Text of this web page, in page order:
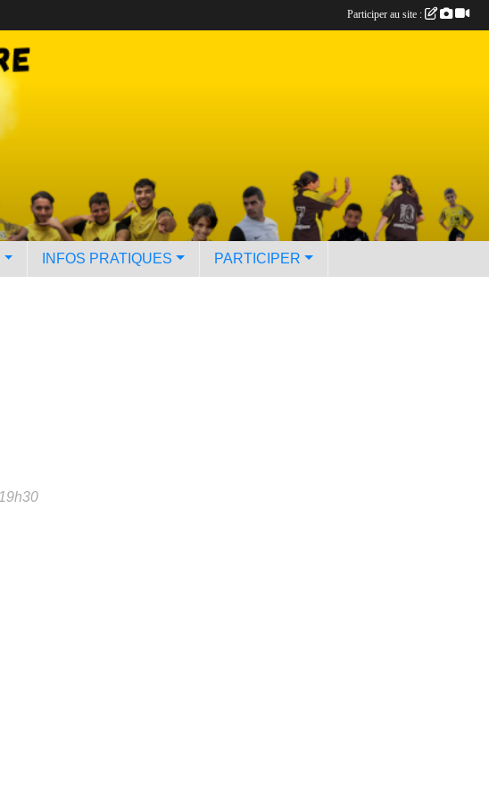
INFOS PRATIQUES PARTICIPER
Participer au site :